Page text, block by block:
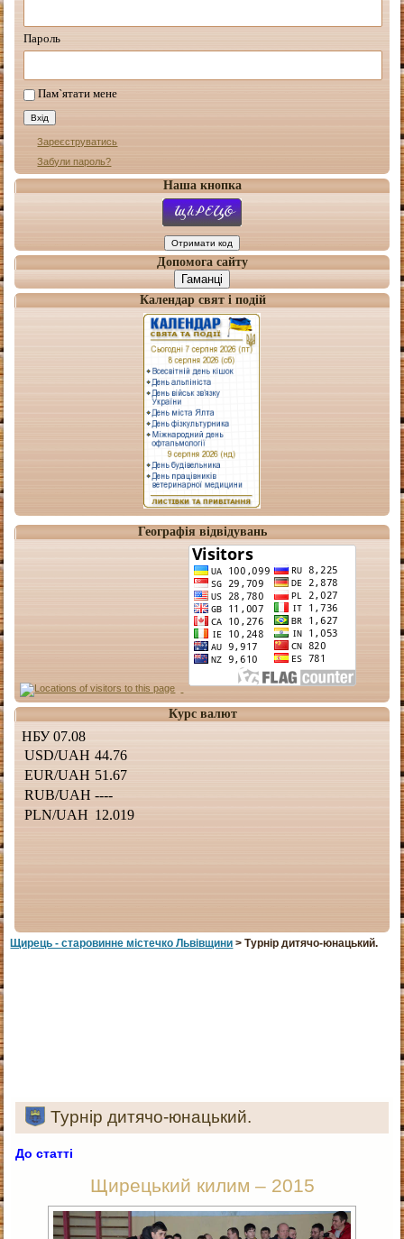
Пароль
Пам`ятати мене
Зареєструватись
Забули пароль?
Наша кнопка
Допомога сайту
Гаманці
Календар свят і подій
Географія відвідувань
Курс валют
Щирець - старовинне мiстечко Львiвщини > Турнір дитячо-юнацький.
Турнір дитячо-юнацький.
До статті
Щирецький килим – 2015